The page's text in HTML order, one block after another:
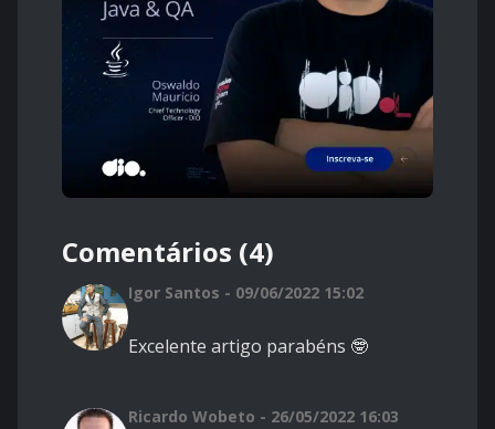
Comentários (4)
Igor Santos - 09/06/2022 15:02
Excelente artigo parabéns 🤓
Ricardo Wobeto - 26/05/2022 16:03